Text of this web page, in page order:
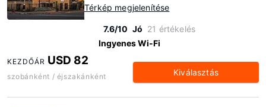
Térkép megjelenítése
7.6/10 Jó 21 értékelés
Ingyenes Wi-Fi
KEZDŐÁR USD 82
szobánként / éjszakánként Kiválasztás